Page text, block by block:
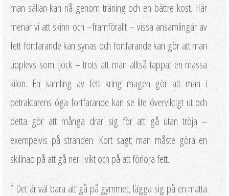
man sällan kan nå genom träning och en bättre kost. Här
menar vi att skinn och –framförallt – vissa ansamlingar av
fett fortfarande kan synas och fortfarande kan gör att man
upplevs som tjock – trots att man alltså tappat en massa
kilon. En samling av fett kring magen gör att man i
betraktarens öga fortfarande kan se lite överviktigt ut och
detta gör att många drar sig för att gå utan tröja –
exempelvis på stranden. Kort sagt; man måste göra en
skillnad på att gå ner i vikt och på att förlora fett.
” Det är väl bara att gå på gymmet, lägga sig på en matta